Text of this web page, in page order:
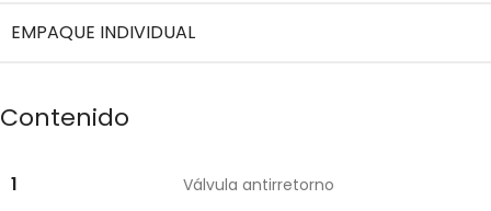
EMPAQUE INDIVIDUAL
Contenido
1 Válvula antirretorno